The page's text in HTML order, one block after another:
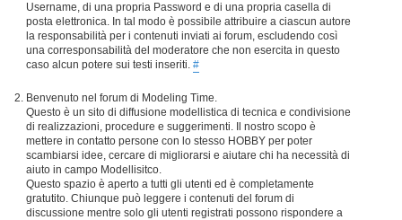
Username, di una propria Password e di una propria casella di
posta elettronica. In tal modo è possibile attribuire a ciascun autore
la responsabilità per i contenuti inviati ai forum, escludendo così
una corresponsabilità del moderatore che non esercita in questo
caso alcun potere sui testi inseriti. #
Benvenuto nel forum di Modeling Time.
Questo è un sito di diffusione modellistica di tecnica e condivisione
di realizzazioni, procedure e suggerimenti. Il nostro scopo è
mettere in contatto persone con lo stesso HOBBY per poter
scambiarsi idee, cercare di migliorarsi e aiutare chi ha necessità di
aiuto in campo Modellisitco.
Questo spazio è aperto a tutti gli utenti ed è completamente
gratutito. Chiunque può leggere i contenuti del forum di
discussione mentre solo gli utenti registrati possono rispondere a